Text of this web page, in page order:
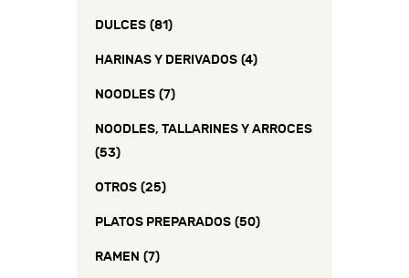
DULCES (81)
HARINAS Y DERIVADOS (4)
NOODLES (7)
NOODLES, TALLARINES Y ARROCES
(53)
OTROS (25)
PLATOS PREPARADOS (50)
RAMEN (7)